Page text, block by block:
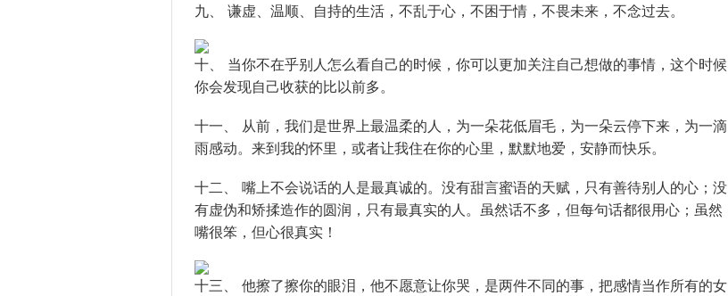
九、 谦虚、温顺、自持的生活，不乱于心，不困于情，不畏未来，不念过去。
十、 当你不在乎别人怎么看自己的时候，你可以更加关注自己想做的事情，这个时候
你会发现自己收获的比以前多。
十一、 从前，我们是世界上最温柔的人，为一朵花低眉毛，为一朵云停下来，为一滴
雨感动。来到我的怀里，或者让我住在你的心里，默默地爱，安静而快乐。
十二、 嘴上不会说话的人是最真诚的。没有甜言蜜语的天赋，只有善待别人的心；没
有虚伪和矫揉造作的圆润，只有最真实的人。虽然话不多，但每句话都很用心；虽然
嘴很笨，但心很真实！
十三、 他擦了擦你的眼泪，他不愿意让你哭，是两件不同的事，把感情当作所有的女